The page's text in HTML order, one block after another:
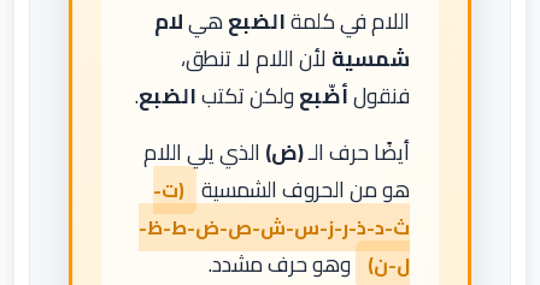
اللام في كلمةالضبعهيلام
شمسيةلأن اللام لا تنطق،
فنقولأضّبعولكن تكتبالضبع.
أيضًا حرف الـ(ض)الذي يلي اللام
هو من الحروف الشمسية (ت-
ث-د-ذ-ر-ز-س-ش-ص-ض-ط-ظ-
ل-ن) وهو حرف مشدد.